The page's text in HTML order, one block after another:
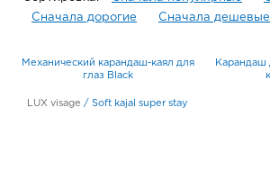
Сначала дорогие
Сначала дешевые
Механический карандаш-каял для
глаз Black
LUX visage / Soft kajal super stay
Карандаш